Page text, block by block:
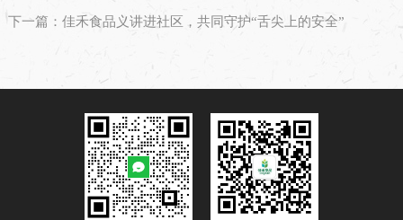
下一篇：佳禾食品义讲进社区，共同守护“舌尖上的安全”